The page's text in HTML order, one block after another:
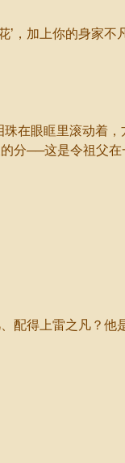
加上你的身家不
在眼眶里滚动着，
分──这是令祖父
得上雷之凡？他